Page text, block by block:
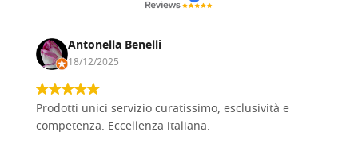
Antonella Benelli
18/12/2025
Prodotti unici servizio curatissimo, esclusività e
competenza. Eccellenza italiana.